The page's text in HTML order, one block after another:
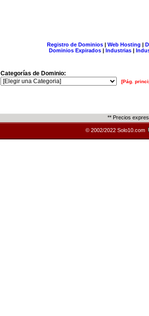
Registro de Dominios| Web Hosting |
Dominios Expirados | Industrias |
Categorías de Dominio:
[Pág.
** Precios
© 2002/2022 Solo10.com